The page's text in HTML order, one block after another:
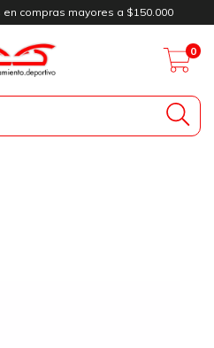
compras mayores a $150.000
0